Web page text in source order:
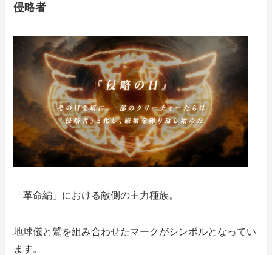
侵略者
「革命編」における敵側の主力種族。
地球儀と鷲を組み合わせたマークがシンボルとなってい
ます。